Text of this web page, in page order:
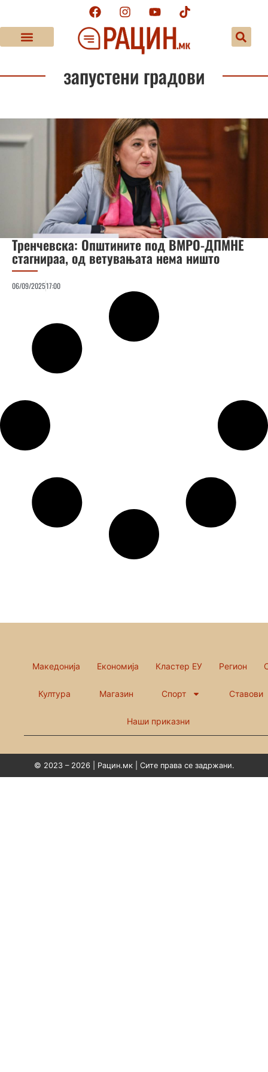
запустени градови
Тренчевска: Општините под ВМРО-ДПМНЕ
стагнираа, од ветувањата нема ништо
06/09/202517:00
Македонија Економија Кластер ЕУ Регион
Култура Магазин Спорт Ставови
Наши приказни
© 2023 – 2026 | Рацин.мк | Сите права се задржани.